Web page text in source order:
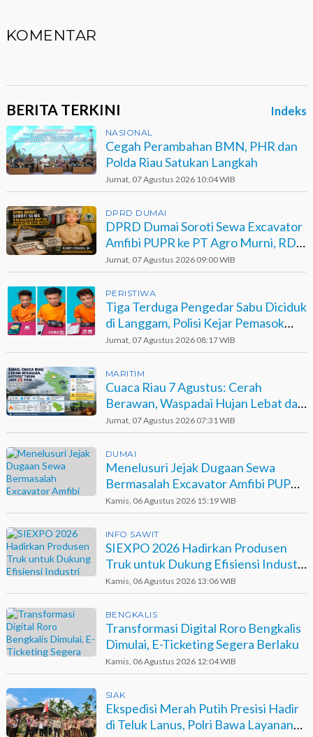
KOMENTAR
BERITA TERKINI Indeks
NASIONAL
Cegah Perambahan BMN, PHR dan
Polda Riau Satukan Langkah
Jumat, 07 Agustus 2026 10:04 WIB
DPRD DUMAI
DPRD Dumai Soroti Sewa Excavator
Amfibi PUPR ke PT Agro Murni, RDP
Jadi Opsi
Jumat, 07 Agustus 2026 09:00 WIB
PERISTIWA
Tiga Terduga Pengedar Sabu Diciduk
di Langgam, Polisi Kejar Pemasok
Berinisial GA
Jumat, 07 Agustus 2026 08:17 WIB
MARITIM
Cuaca Riau 7 Agustus: Cerah
Berawan, Waspadai Hujan Lebat dan
Petir
Jumat, 07 Agustus 2026 07:31 WIB
DUMAI
Menelusuri Jejak Dugaan Sewa
Bermasalah Excavator Amfibi PUPR
Dumai di Agro Murni
Kamis, 06 Agustus 2026 15:19 WIB
INFO SAWIT
SIEXPO 2026 Hadirkan Produsen
Truk untuk Dukung Efisiensi Industri
Sawit
Kamis, 06 Agustus 2026 13:06 WIB
BENGKALIS
Transformasi Digital Roro Bengkalis
Dimulai, E-Ticketing Segera Berlaku
Kamis, 06 Agustus 2026 12:04 WIB
SIAK
Ekspedisi Merah Putih Presisi Hadir
di Teluk Lanus, Polri Bawa Layanan